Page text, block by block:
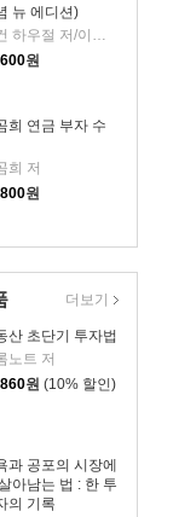
뉴 에디션)
모건 하우절 저/이지연 역
원
희 연금 부자 수
희 저
원
산 초단기 투자법
노트 저
원 (10% 할인)
과 공포의 시장에
아남는 법 : 한 투
의 기록
더보기